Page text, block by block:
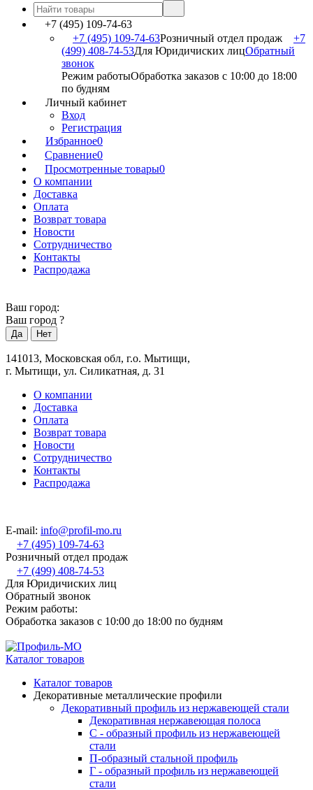
+7 (495) 109-74-63
+7 (495) 109-74-63Розничный отдел продаж
+7
(499) 408-74-53Для Юридичиских лицОбратный
звонок
Режим работыОбработка заказов с 10:00 до 18:00
по будням
Личный кабинет
Вход
Регистрация
Избранное0
Сравнение0
Просмотренные товары0
О компании
Доставка
Оплата
Возврат товара
Новости
Сотрудничество
Контакты
Распродажа
Ваш город:
Ваш город ?
141013, Московская обл, г.о. Мытищи,
г. Мытищи, ул. Силикатная, д. 31
О компании
Доставка
Оплата
Возврат товара
Новости
Сотрудничество
Контакты
Распродажа
E-mail: info@profil-mo.ru
+7 (495) 109-74-63
Розничный отдел продаж
+7 (499) 408-74-53
Для Юридичиских лиц
Обратный звонок
Режим работы:
Обработка заказов с 10:00 до 18:00 по будням
Каталог товаров
Каталог товаров
Декоративные металлические профили
Декоративный профиль из нержавеющей стали
Декоративная нержавеющая полоса
С - образный профиль из нержавеющей
стали
П-образный стальной профиль
Г - образный профиль из нержавеющей
стали